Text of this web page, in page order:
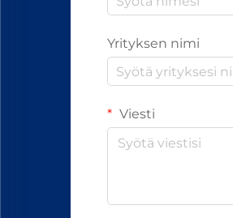
Yrityksen nimi
Viesti